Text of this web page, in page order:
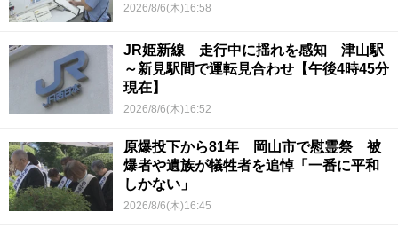
2026/8/6(木)16:58
JR姫新線 走行中に揺れを感知 津山駅
～新見駅間で運転見合わせ【午後4時45分
現在】
2026/8/6(木)16:52
原爆投下から81年 岡山市で慰霊祭 被
爆者や遺族が犠牲者を追悼「一番に平和
しかない」
2026/8/6(木)16:45